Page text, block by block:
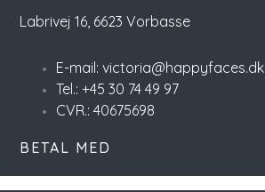
Labrivej 16, 6623 Vorbasse
E-mail: victoria@happyfaces.dk
Tel.: +45 30 74 49 97
CVR.: 40675698
BETAL MED